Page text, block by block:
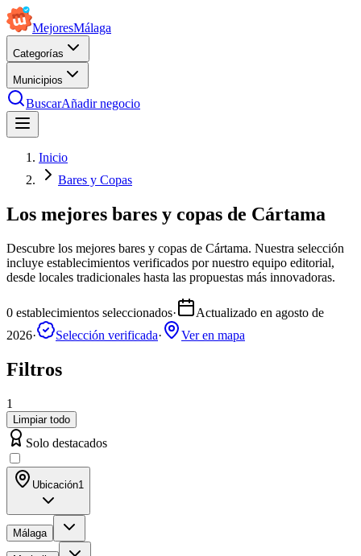
MejoresMálaga
Categorías
Municipios
BuscarAñadir negocio
Inicio
Bares y Copas
Los mejores bares y copas de Cártama
Descubre los mejores bares y copas de Cártama. Nuestra selección
incluye establecimientos verificados por nuestro equipo editorial,
desde locales tradicionales hasta las propuestas más innovadoras.
0 establecimientos seleccionados· Actualizado en agosto de
2026· Selección verificada· Ver en mapa
Filtros
1
Limpiar todo
Solo destacados
Ubicación1
Málaga